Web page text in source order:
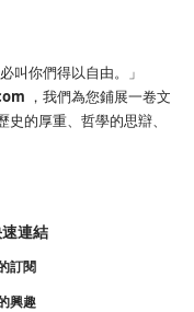
叫你們得以自由。」
，我們為您鋪展一卷文
的厚重、哲學的思辯、
連結
訂閱
興趣